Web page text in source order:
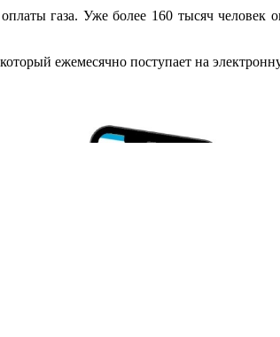
газа. Уже более 160 тысяч человек
ежемесячно поступает на